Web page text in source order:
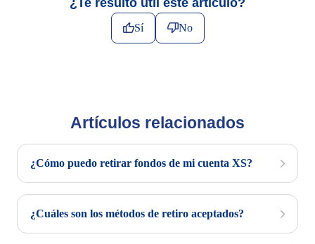
Sí No
Artículos relacionados
¿Cómo puedo retirar fondos de mi cuenta XS?
¿Cuáles son los métodos de retiro aceptados?